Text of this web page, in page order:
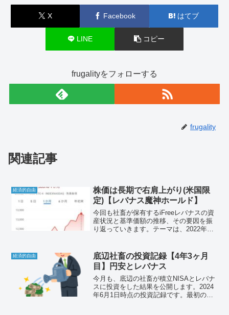
X Facebook はてブ
LINE コピー
frugalityをフォローする
frugality
関連記事
経済的自由
株価は長期で右肩上がり(米国限
定)【レバナス魔神ホールド】
今回も社畜が保有するiFreeレバナスの資
産状況と基準価額の推移、その要因を振
り返っていきます。テーマは、2022年第2
民に勇気を！経済的自由を目指して！
経済的自由
底辺社畜の投資記録【4年3ヶ月
目】円安とレバナス
今月も、底辺の社畜が積立NISAとレバナ
スに投資をした結果を公開します。2024
年6月1日時点の投資記録です。最初の積